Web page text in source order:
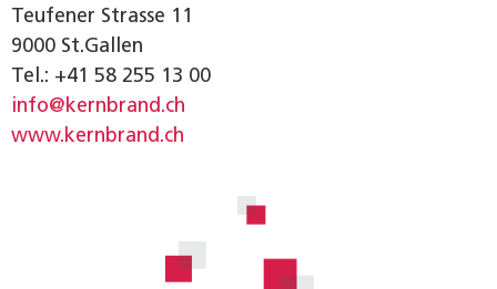
Teufener Strasse 11
9000 St.Gallen
Tel.: +41 58 255 13 00
info@kernbrand.ch
www.kernbrand.ch